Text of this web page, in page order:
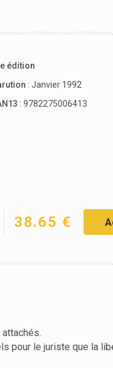
édition
: Janvier 1992
: 9782275006413
38.65 €
pour le juriste que la